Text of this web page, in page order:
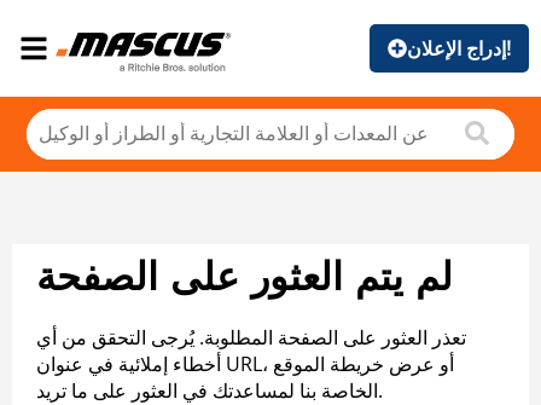
إدراج الإعلان!
لم يتم العثور على الصفحة
تعذر العثور على الصفحة المطلوبة. يُرجى التحقق من أي
أخطاء إملائية في عنوان URL، أو عرض خريطة الموقع
الخاصة بنا لمساعدتك في العثور على ما تريد.